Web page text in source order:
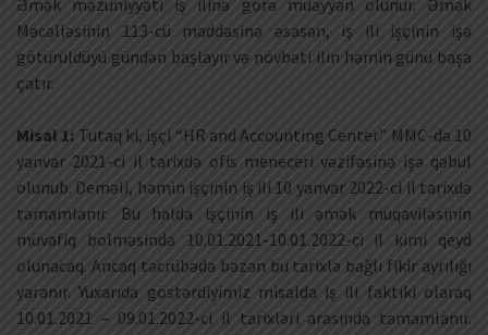
Məcəlləsinin 113-cü maddəsinə əsasən, iş ili işçinin işə
götürüldüyü gündən başlayır və növbəti ilin həmin günü başa
çatır.
Misal 1: Tutaq ki, işçi “HR and Accounting Center” MMC-də 10
yanvar 2021-ci il tarixdə ofis meneceri vəzifəsinə işə qəbul
olunub. Deməli, həmin işçinin iş ili 10 yanvar 2022-ci il tarixdə
tamamlanır. Bu halda işçinin iş ili əmək müqaviləsinin
müvafiq bölməsində 10.01.2021-10.01.2022-ci il kimi qeyd
olunacaq. Ancaq təcrübədə bəzən bu tarixlə bağlı fikir ayrılığı
yaranır. Yuxarıda göstərdiyimiz misalda iş ili faktiki olaraq
10.01.2021 – 09.01.2022-ci il tarixləri arasında tamamlanır.